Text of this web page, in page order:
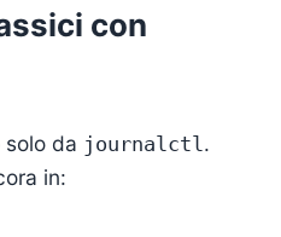
con
da journalctl.
in: